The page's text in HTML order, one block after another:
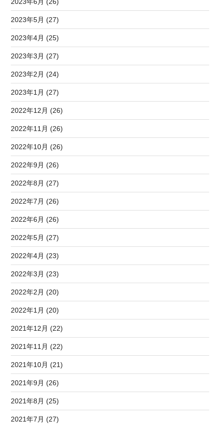
2023年5月 (27)
2023年4月 (25)
2023年3月 (27)
2023年2月 (24)
2023年1月 (27)
2022年12月 (26)
2022年11月 (26)
2022年10月 (26)
2022年9月 (26)
2022年8月 (27)
2022年7月 (26)
2022年6月 (26)
2022年5月 (27)
2022年4月 (23)
2022年3月 (23)
2022年2月 (20)
2022年1月 (20)
2021年12月 (22)
2021年11月 (22)
2021年10月 (21)
2021年9月 (26)
2021年8月 (25)
2021年7月 (27)